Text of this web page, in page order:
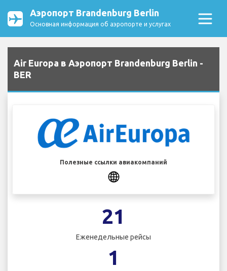
Аэропорт Brandenburg Berlin
Основная информация об аэропорте и услугах
Air Europa в Аэропорт Brandenburg Berlin -
BER
Полезные ссылки авиакомпаний
21
Еженедельные рейсы
1